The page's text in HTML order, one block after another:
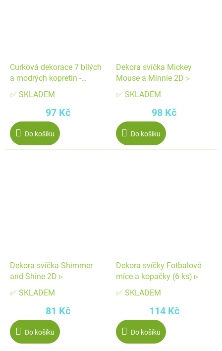
Curková dekorace 7 bílých
a modrých kopretin -
Dekora
✅ SKLADEM
97 Kč
Do košíku
Dekora svíčka Mickey
Mouse a Minnie 2D ▹
✅ SKLADEM
98 Kč
Do košíku
Dekora svíčka Shimmer
and Shine 2D ▹
✅ SKLADEM
81 Kč
Do košíku
Dekora svíčky Fotbalové
míce a kopačky (6 ks) ▹
✅ SKLADEM
114 Kč
Do košíku